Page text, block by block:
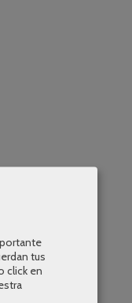
tus
click en